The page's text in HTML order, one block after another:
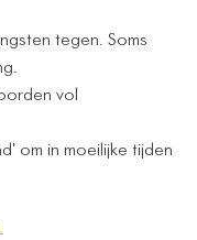
tegen. Soms
vol
om in moeilijke tijden